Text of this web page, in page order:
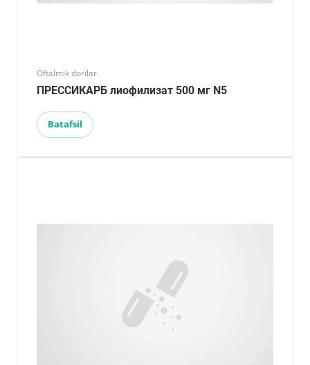
Oftalmik dorilar
ПРЕССИКАРБ лиофилизат 500 мг N5
Batafsil